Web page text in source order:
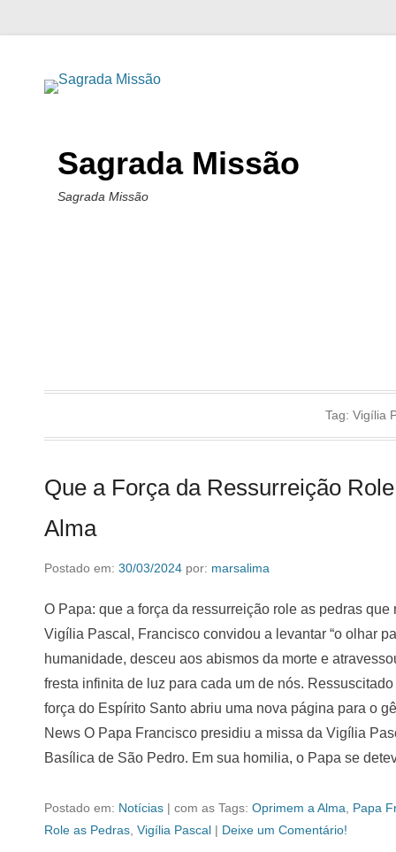
Sagrada Missão
Sagrada Missão
Tag: Vigília
Que a Força da Ressurreição
Alma
Postado em: 30/03/2024 por: marsalima
O Papa: que a força da ressurreição role as pedras
Vigília Pascal, Francisco convidou a levantar “o olhar
humanidade, desceu aos abismos da morte e
fresta infinita de luz para cada um de nós.
força do Espírito Santo abriu uma nova página para o
News O Papa Francisco presidiu a missa da Vigília
Basílica de São Pedro. Em sua homilia, o Papa se
Postado em: Notícias | com as Tags: Oprimem a Alma
Papa
Role as Pedras Vigília Pascal | Deixe um Comentário!